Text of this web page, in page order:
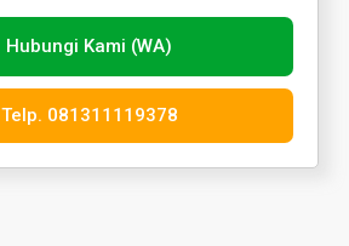
Hubungi Kami (WA)
Telp. 081311119378